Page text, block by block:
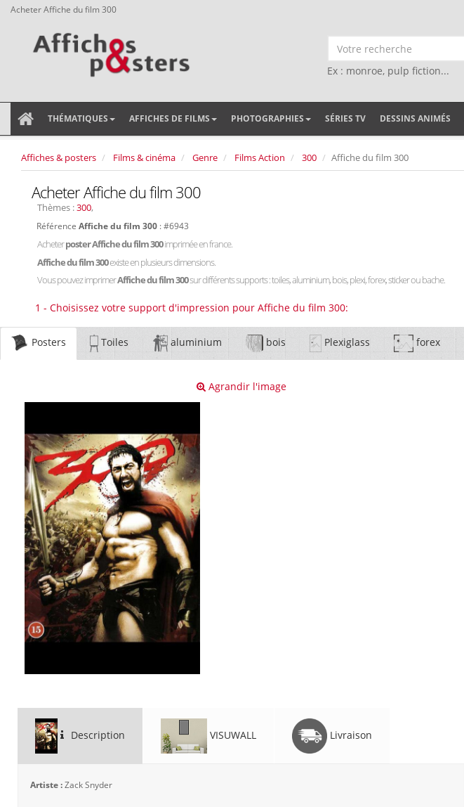
Acheter Affiche du film 300
Ex : monroe, pulp fiction...
THÉMATIQUES AFFICHES DE FILMS PHOTOGRAPHIES SÉRIES TV DESSINS ANIMÉS
Affiches & posters Films & cinéma Genre Films Action 300 Affiche du film 300
Acheter Affiche du film 300
Thèmes :300,
Référence Affiche du film 300 : #6943
Acheterposter Affiche du film 300imprimée en france.
Affiche du film 300existe en plusieurs dimensions.
Vous pouvez imprimerAffiche du film 300sur différents supports : toiles, aluminium, bois, plexi, forex, sticker ou bache.
1 - Choisissez votre support d'impression pour Affiche du film 300:
Posters Toiles aluminium bois Plexiglass forex
Agrandir l'image
Description VISUWALL Livraison
Artiste :Zack Snyder